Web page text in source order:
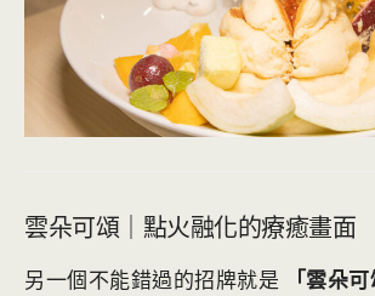
雲朵可頌｜點火融化的療癒畫面
另一個不能錯過的招牌就是 「雲朵可